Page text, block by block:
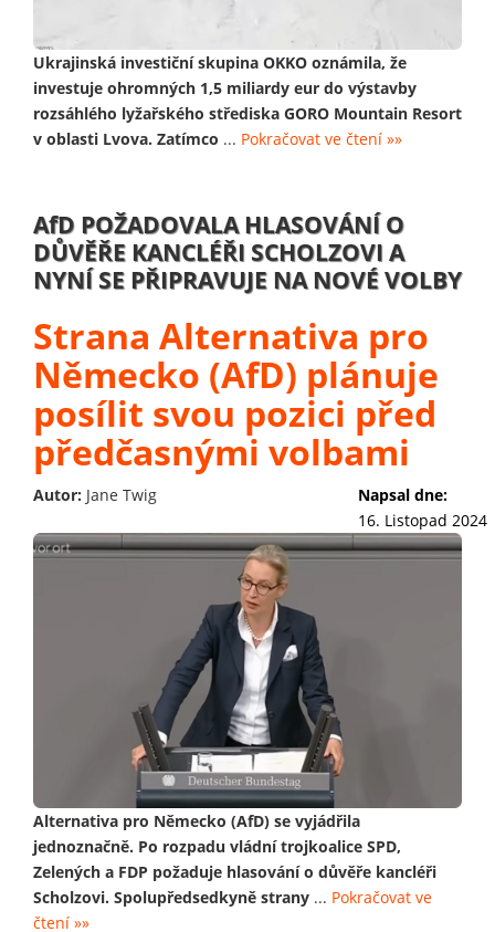
Ukrajinská investiční skupina OKKO oznámila, že
investuje ohromných 1,5 miliardy eur do výstavby
rozsáhlého lyžařského střediska GORO Mountain Resort
v oblasti Lvova. Zatímco ... Pokračovat ve čtení »»
AfD POŽADOVALA HLASOVÁNÍ O
DŮVĚŘE KANCLÉŘI SCHOLZOVI A
NYNÍ SE PŘIPRAVUJE NA NOVÉ VOLBY
Strana Alternativa pro
Německo (AfD) plánuje
posílit svou pozici před
předčasnými volbami
Autor: Jane Twig
Napsal dne:
16. Listopad 2024
Alternativa pro Německo (AfD) se vyjádřila
jednoznačně. Po rozpadu vládní trojkoalice SPD,
Zelených a FDP požaduje hlasování o důvěře kancléři
Scholzovi. Spolupředsedkyně strany ... Pokračovat ve
čtení »»